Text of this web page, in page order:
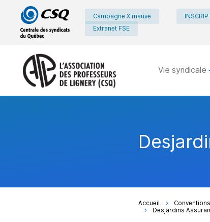
Passer
menu
principal
Passer
contenu
Campagne X mauve
Extranet FSE
Vie syndicale
Accueil
Desjardins